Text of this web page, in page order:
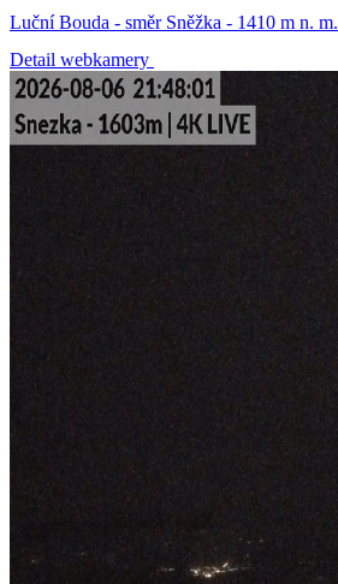
Luční Bouda - směr Sněžka - 1410 m n. m.
Detail webkamery